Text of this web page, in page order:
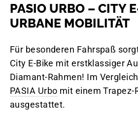
PASIO URBO – CITY
URBANE MOBILITÄT
Für besonderen Fahrspaß
City E-Bike mit erstklassiger
Diamant-Rahmen! Im
PASIA Urbo mit einem Trapez-
ausgestattet.